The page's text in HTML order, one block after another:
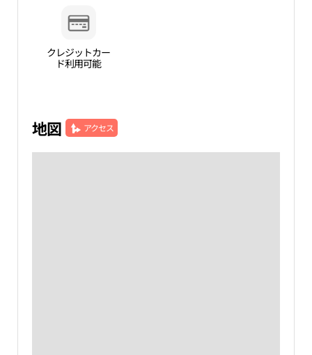
クレジットカー
ド利用可能
地図 アクセス